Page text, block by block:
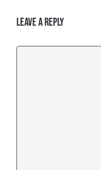
Leave a Reply